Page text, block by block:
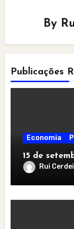
By
Publicações
Economia
15 de
Rui